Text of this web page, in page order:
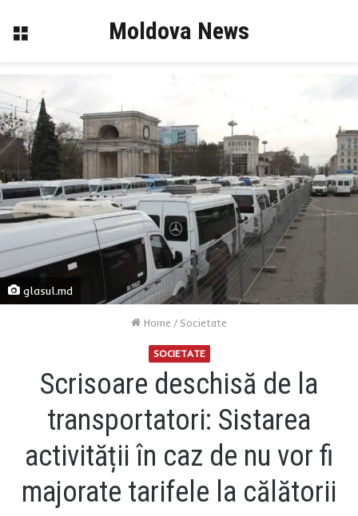
Menu Moldova News
glasul.md
Home / Societate
SOCIETATE
Scrisoare deschisă de la
transportatori: Sistarea
activității în caz de nu vor fi
majorate tarifele la călătorii